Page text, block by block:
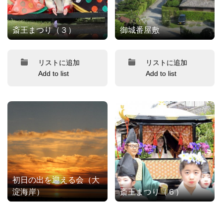
斎王まつり（３）
リストに追加
Add to list
御城番屋敷
リストに追加
Add to list
初日の出を迎える会（大
淀海岸）
斎王まつり（６）